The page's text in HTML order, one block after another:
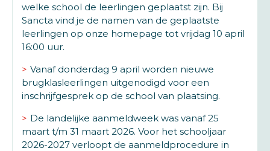
welke school de leerlingen geplaatst zijn. Bij
Sancta vind je de namen van de geplaatste
leerlingen op onze homepage tot vrijdag 10 april
16:00 uur.
Vanaf donderdag 9 april worden nieuwe
brugklasleerlingen uitgenodigd voor een
inschrijfgesprek op de school van plaatsing.
De landelijke aanmeldweek was vanaf 25
maart t/m 31 maart 2026. Voor het schooljaar
2026-2027 verloopt de aanmeldprocedure in